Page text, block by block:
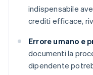
indispensabile
crediti efficace,
Errore umano e
documenti la
dipendente